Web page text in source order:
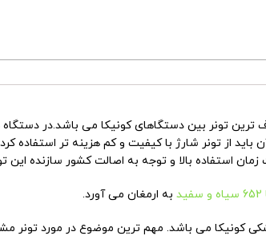
حال حاضر پر مصرف ترین تونر بین دستگاهای کونیکا می
باید از تونر شارژ
زمان استفاده بالا و توجه به اصالت کشور سازنده
به ارمغان می آورد.
کونیکا می باشد. مهم ترین موضوع در مورد تونر